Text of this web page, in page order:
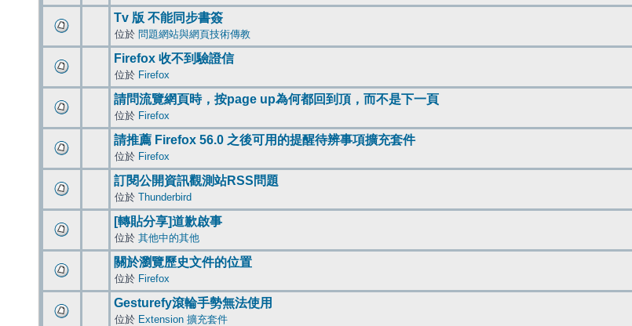
Tv 版 不能同步書簽
位於 問題網站與網頁技術傳教
Firefox 收不到驗證信
位於 Firefox
請問流覽網頁時，按page up為何都回到頂，而不是下一頁
位於 Firefox
請推薦 Firefox 56.0 之後可用的提醒待辨事項擴充套件
位於 Firefox
訂閱公開資訊觀測站RSS問題
位於 Thunderbird
[轉貼分享]道歉啟事
位於 其他中的其他
關於瀏覽歷史文件的位置
位於 Firefox
Gesturefy滾輪手勢無法使用
位於 Extension 擴充套件